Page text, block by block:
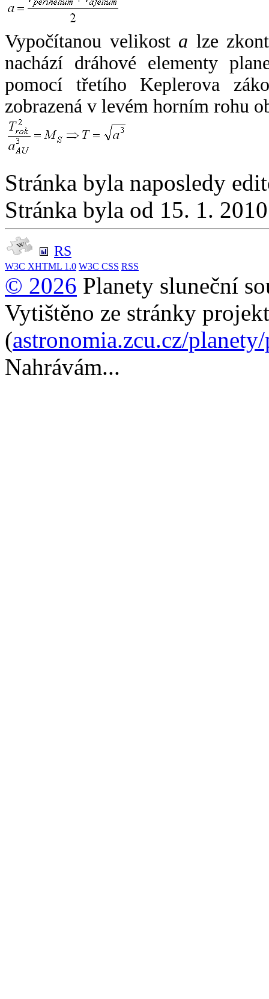
Vypočítanou velikost a lze
nachází dráhové elementy
pomocí třetího Keplerova
zobrazená v levém horním rohu
Stránka byla naposledy
Stránka byla od 15. 1.
RS
W3C XHTML 1.0 W3C CSS RSS
© 2026 Planety sluneční
Vytištěno ze stránky
(astronomia.zcu.cz/
Nahrávám...